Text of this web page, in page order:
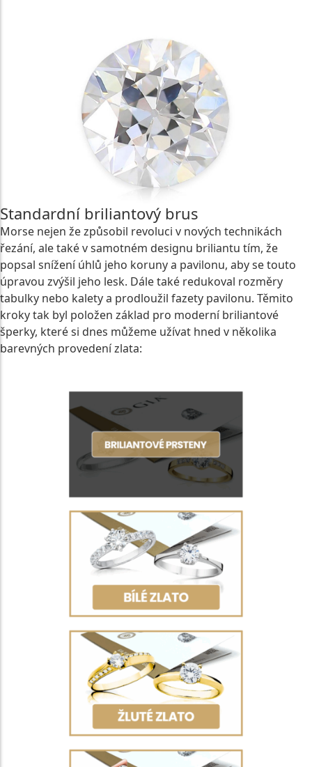
Standardní briliantový brus
Morse nejen že způsobil revoluci v nových technikách
řezání, ale také v samotném designu briliantu tím, že
popsal snížení úhlů jeho koruny a pavilonu, aby se touto
úpravou zvýšil jeho lesk. Dále také redukoval rozměry
tabulky nebo kalety a prodloužil fazety pavilonu. Těmito
kroky tak byl položen základ pro moderní briliantové
šperky, které si dnes můžeme užívat hned v několika
barevných provedení zlata: